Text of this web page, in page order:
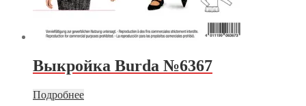
Выкройка Burda №6367
Подробнее